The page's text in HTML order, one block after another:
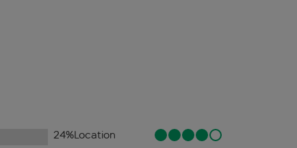
24%Location